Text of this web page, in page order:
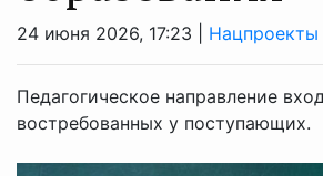
24 июня 2026, 17:23 | Нацпроекты
Педагогическое направление
востребованных у поступающих.